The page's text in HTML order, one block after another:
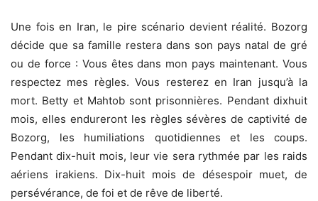
Une fois en Iran, le pire scénario devient réalité. Bozorg
décide que sa famille restera dans son pays natal de gré
ou de force : Vous êtes dans mon pays maintenant. Vous
respectez mes règles. Vous resterez en Iran jusqu’à la
mort. Betty et Mahtob sont prisonnières. Pendant dixhuit
mois, elles endureront les règles sévères de captivité de
Bozorg, les humiliations quotidiennes et les coups.
Pendant dix-huit mois, leur vie sera rythmée par les raids
aériens irakiens. Dix-huit mois de désespoir muet, de
persévérance, de foi et de rêve de liberté.